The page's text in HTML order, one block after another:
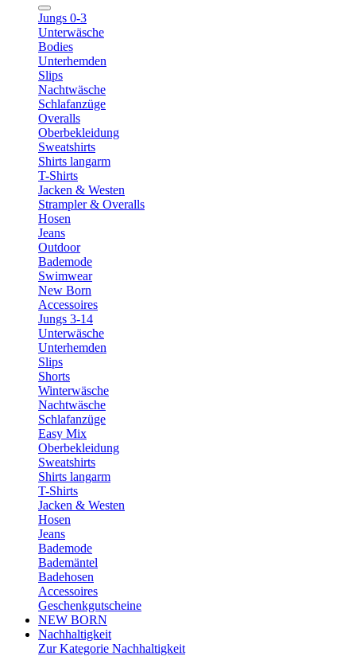
Jungs 0-3
Unterwäsche
Bodies
Unterhemden
Slips
Nachtwäsche
Schlafanzüge
Overalls
Oberbekleidung
Sweatshirts
Shirts langarm
T-Shirts
Jacken & Westen
Strampler & Overalls
Hosen
Jeans
Outdoor
Bademode
Swimwear
New Born
Accessoires
Jungs 3-14
Unterwäsche
Unterhemden
Slips
Shorts
Winterwäsche
Nachtwäsche
Schlafanzüge
Easy Mix
Oberbekleidung
Sweatshirts
Shirts langarm
T-Shirts
Jacken & Westen
Hosen
Jeans
Bademode
Bademäntel
Badehosen
Accessoires
Geschenkgutscheine
NEW BORN
Nachhaltigkeit
Zur Kategorie Nachhaltigkeit